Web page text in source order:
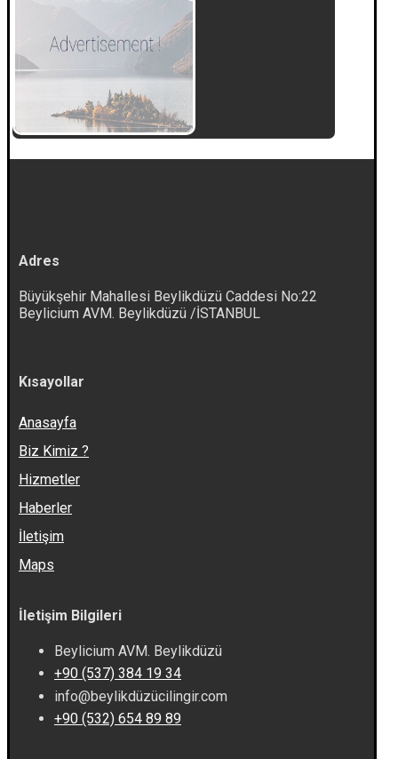
Adres
Büyükşehir Mahallesi Beylikdüzü Caddesi No:22
Beylicium AVM. Beylikdüzü /İSTANBUL
Kısayollar
Anasayfa
Biz Kimiz ?
Hizmetler
Haberler
İletişim
Maps
İletişim Bilgileri
Beylicium AVM. Beylikdüzü
+90 (537) 384 19 34
info@beylikdüzücilingir.com
+90 (532) 654 89 89